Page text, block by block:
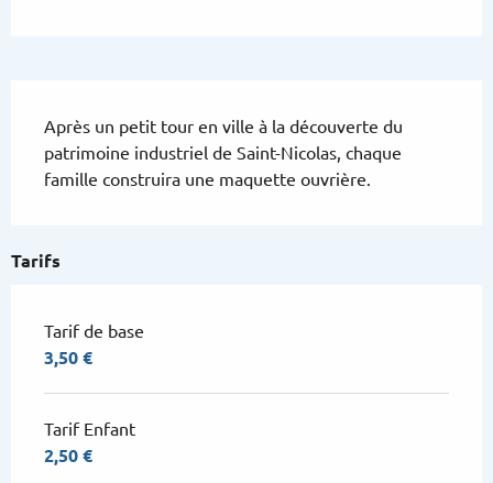
Après un petit tour en ville à la découverte du
patrimoine industriel de Saint-Nicolas, chaque
famille construira une maquette ouvrière.
Tarifs
Tarif de base
3,50 €
Tarif Enfant
2,50 €